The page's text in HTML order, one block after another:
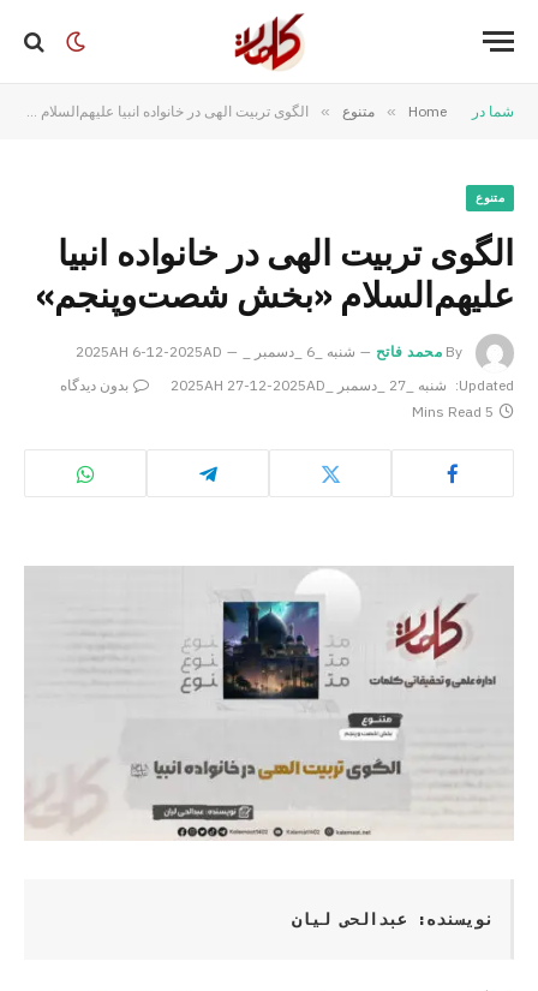
شما در Home
» متنوع » الگوی تربیت الهی در خانواده انبیا‌‌ علیهم‌السلام «بخش شصت‌وپنجم»
متنوع
الگوی تربیت الهی در خانواده انبیا‌‌
علیهم‌السلام «بخش شصت‌وپنجم»
By محمد فاتح
شنبه _6 _دسمبر _2025AH 6-12-2025AD
Updated:
شنبه _27 _دسمبر _2025AH 27-12-2025AD
بدون دیدگاه
5 Mins Read
نویسنده: عبدالحی لیان